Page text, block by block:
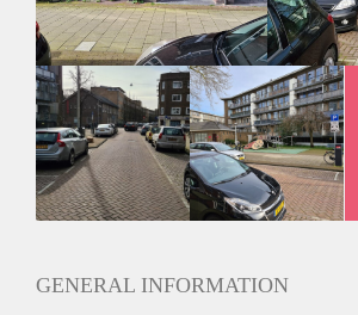
de verhuurder ons heeft verstrekt.
garanties geven, noch kunnen wij op
aansprakelijkheid aanvaarden voor deze
afmetingen zijn indicatief en Allround
geen aansprakelijkheid voor afwijkingen.
GENERAL INFORMATION